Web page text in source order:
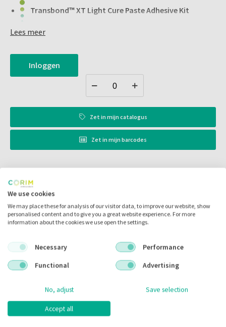
Transbond™ XT Light Cure Paste Adhesive Kit
bevestigd kan worden
Verlengde werktijd voor een nauwkeurige plaatsing
Efficiënte verlijming van keramische en metalen beugel
Lees meer
Inloggen
Zet inmijn catalogus
Zet inmijn barcodes
Merk:
Code fabrikant:
712-035
Inhoud:
2x 4.00 gr + tips
Voorraad:
Omschrijving
We use cookies
We may place these for analysis of our visitor data, to improve our website, show
personalised content and to give you a great website experience. For more
information about the cookies we use open the settings.
Necessary
Performance
Functional
Advertising
No, adjust Save selection
Accept all